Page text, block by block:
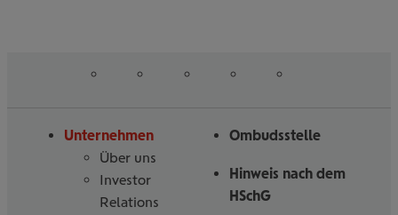
Unternehmen
Über uns
Investor
Relations
Ombudsstelle
Hinweis nach dem
HSchG
uns